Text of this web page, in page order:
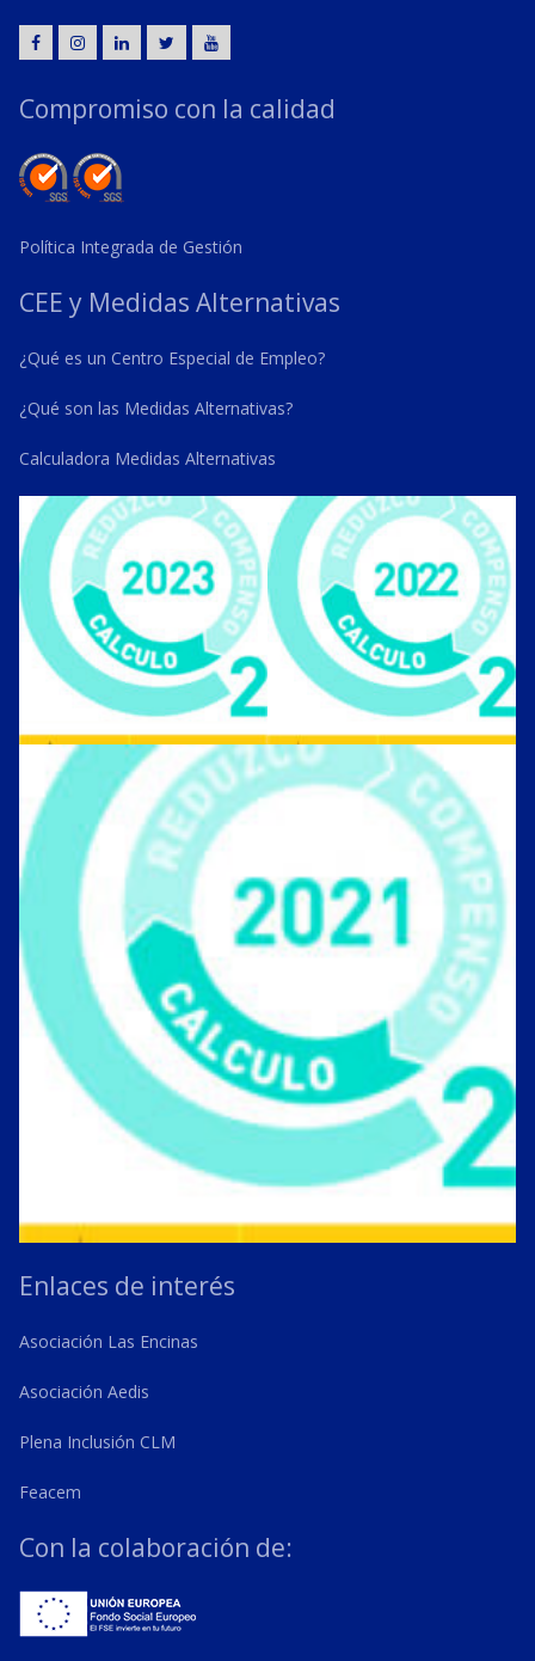
Compromiso con la calidad
Política Integrada de Gestión
CEE y Medidas Alternativas
¿Qué es un Centro Especial de Empleo?
¿Qué son las Medidas Alternativas?
Calculadora Medidas Alternativas
Enlaces de interés
Asociación Las Encinas
Asociación Aedis
Plena Inclusión CLM
Feacem
Con la colaboración de: